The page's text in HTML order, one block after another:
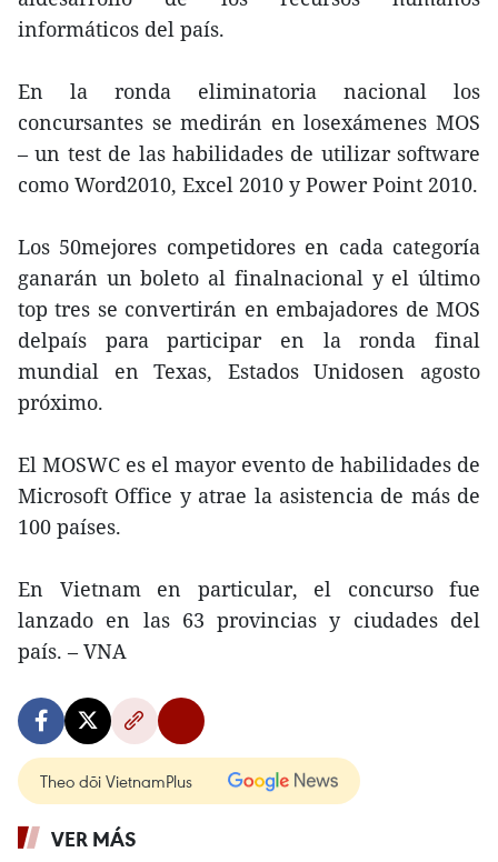
informáticos del país.
En la ronda eliminatoria nacional los
concursantes se medirán en losexámenes MOS
– un test de las habilidades de utilizar software
como Word2010, Excel 2010 y Power Point 2010.
Los 50mejores competidores en cada categoría
ganarán un boleto al finalnacional y el último
top tres se convertirán en embajadores de MOS
delpaís para participar en la ronda final
mundial en Texas, Estados Unidosen agosto
próximo.
El MOSWC es el mayor evento de habilidades de
Microsoft Office y atrae la asistencia de más de
100 países.
En Vietnam en particular, el concurso fue
lanzado en las 63 provincias y ciudades del
país. – VNA
Theo dõi VietnamPlus
VER MÁS